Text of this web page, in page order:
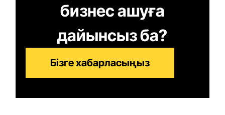
бизнес ашуға
дайынсыз ба?
Бізге хабарласыңыз